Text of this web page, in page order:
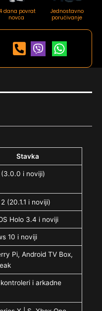
dana povrat
novca
Jednostavno
poručivanje
Stavka
i noviji)
(20.1.1 i noviji)
Holo 3.4 i noviji
10 i noviji
Pi, Android TV Box,
i arkadne